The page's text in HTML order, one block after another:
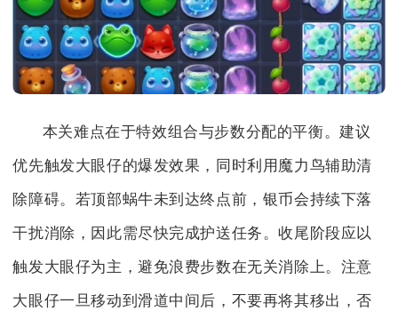
本关难点在于特效组合与步数分配的平衡。建议
优先触发大眼仔的爆发效果，同时利用魔力鸟辅助清
除障碍。若顶部蜗牛未到达终点前，银币会持续下落
干扰消除，因此需尽快完成护送任务。收尾阶段应以
触发大眼仔为主，避免浪费步数在无关消除上。注意
大眼仔一旦移动到滑道中间后，不要再将其移出，否